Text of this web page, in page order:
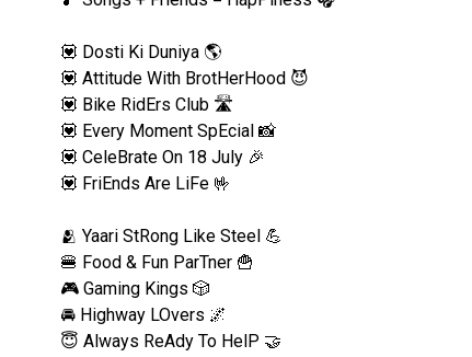
💟 Dosti Ki Duniya 🌎
💟 Attitude With BrotHerHood 😈
💟 Bike RidErs Club 🛣️
💟 Every Moment SpEcial 📸
💟 CeleBrate On 18 July 🎉
💟 FriEnds Are LiFe 🤟
🫂 Yaari StRong Like Steel 💪
🍔 Food & Fun ParTner 🍟
🎮 Gaming Kings 🎲
🚘 Highway LOvers 🌌
😇 Always ReAdy To HelP 🤝